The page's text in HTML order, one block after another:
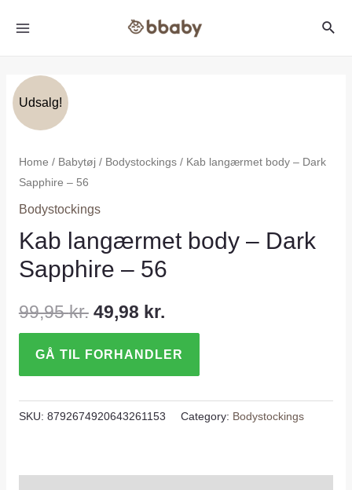
Udsalg!
Home / Babytøj/ Bodystockings/ Kab langærmet body – Dark
Sapphire – 56
Bodystockings
Kab langærmet body – Dark
Sapphire – 56
99,95kr. 49,98 kr.
GÅ TIL FORHANDLER
SKU: 8792674920643261153 Category: Bodystockings